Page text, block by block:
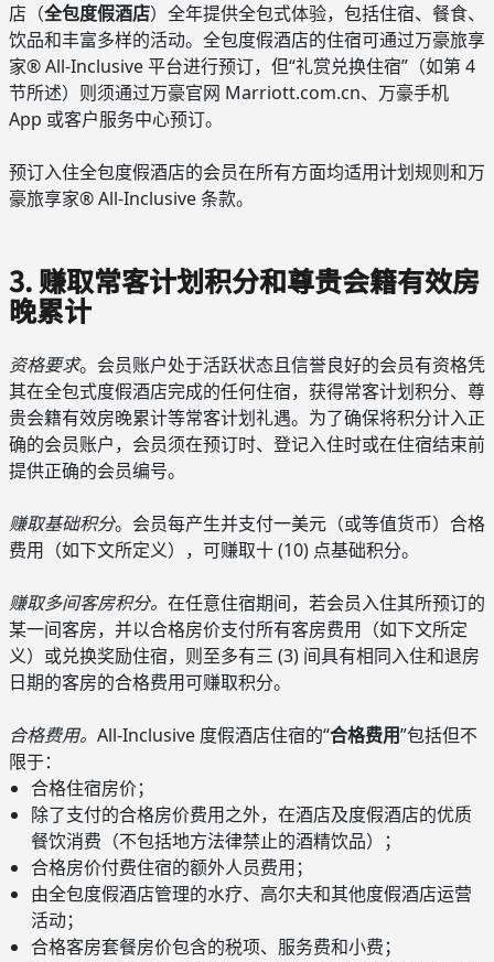
店（全包度假酒店）全年提供全包式体验，包括住宿、餐食、
饮品和丰富多样的活动。全包度假酒店的住宿可通过万豪旅享
家® All-Inclusive 平台进行预订，但“礼赏兑换住宿”（如第 4
节所述）则须通过万豪官网 Marriott.com.cn、万豪手机
App 或客户服务中心预订。
预订入住全包度假酒店的会员在所有方面均适用计划规则和万
豪旅享家® All-Inclusive 条款。
3. 赚取常客计划积分和尊贵会籍有效房
晚累计
资格要求。会员账户处于活跃状态且信誉良好的会员有资格凭
其在全包式度假酒店完成的任何住宿，获得常客计划积分、尊
贵会籍有效房晚累计等常客计划礼遇。为了确保将积分计入正
确的会员账户，会员须在预订时、登记入住时或在住宿结束前
提供正确的会员编号。
赚取基础积分。会员每产生并支付一美元（或等值货币）合格
费用（如下文所定义），可赚取十 (10) 点基础积分。
赚取多间客房积分。 在任意住宿期间，若会员入住其所预订的
某一间客房，并以合格房价支付所有客房费用（如下文所定
义）或兑换奖励住宿，则至多有三 (3) 间具有相同入住和退房
日期的客房的合格费用可赚取积分。
合格费用。 All-Inclusive 度假酒店住宿的“合格费用”包括但不
限于：
合格住宿房价；
除了支付的合格房价费用之外，在酒店及度假酒店的优质
餐饮消费（不包括地方法律禁止的酒精饮品）；
合格房价付费住宿的额外人员费用；
由全包度假酒店管理的水疗、高尔夫和其他度假酒店运营
活动；
合格客房套餐房价包含的税项、服务费和小费；